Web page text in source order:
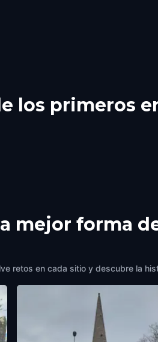
los primeros
mejor forma
retos en cada sitio y descubre la